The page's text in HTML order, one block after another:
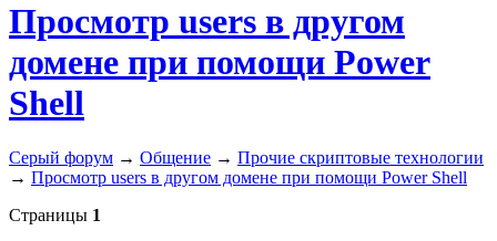
Просмотр users в другом
домене при помощи Power
Shell
Серый форум → Общение → Прочие скриптовые технологии
→ Просмотр users в другом домене при помощи Power Shell
Страницы 1